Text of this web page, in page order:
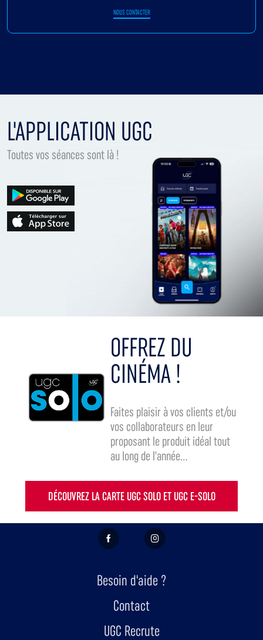
NOUS CONTACTER
L'APPLICATION UGC
Toutes vos séances sont là !
OFFREZ DU
CINÉMA !
Faites plaisir à vos clients et/ou
vos collaborateurs en leur
proposant le produit idéal tout
au long de l'année...
DÉCOUVREZ LA CARTE UGC SOLO ET UGC E-SOLO
FACEBOOK INSTAGRAM
Besoin d'aide ?
Contact
UGC Recrute